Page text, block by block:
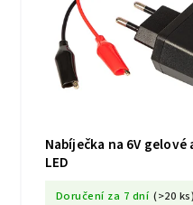
Nabíječka na 6V
LED
Doručení za 7 dní (>20 ks)